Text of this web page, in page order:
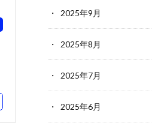
2025年9月
2025年8月
2025年7月
2025年6月